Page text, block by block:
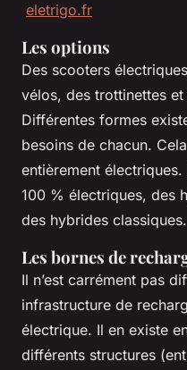
eletrigo.fr
Les options
Des scooters
vélos, des trottinettes
Différentes formes
besoins de chacun.
entièrement
100 % électriques, des
des hybrides classiques.
Les bornes de
Il n’est carrément pas
infrastructure de
électrique. Il en existe
différents structures